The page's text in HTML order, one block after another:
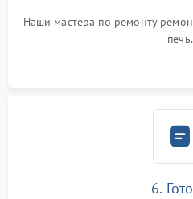
Наши мастера по ремонту
печь.
6.